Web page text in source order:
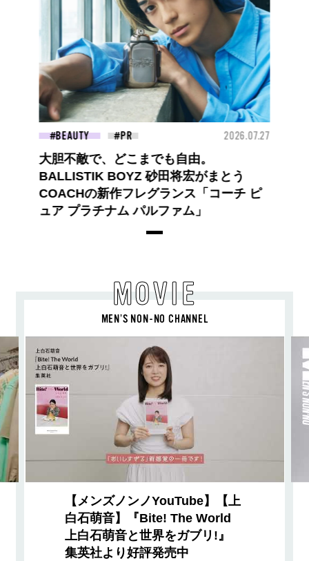
BEAUTY 2026.07.27
大胆不敵で、どこまでも自由。
BALLISTIK BOYZ 砂田将宏がまとう
COACHの新作フレグランス「コーチ ピ
ュア プラチナム パルファム」
MOVIE
MEN’S NON-NO CHANNEL
【メンズノンノYouTube】【上
白石萌音】『Bite! The World
上白石萌音と世界をガブリ!』
集英社より好評発売中